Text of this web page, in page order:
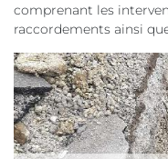
comprenant les
raccordements ainsi